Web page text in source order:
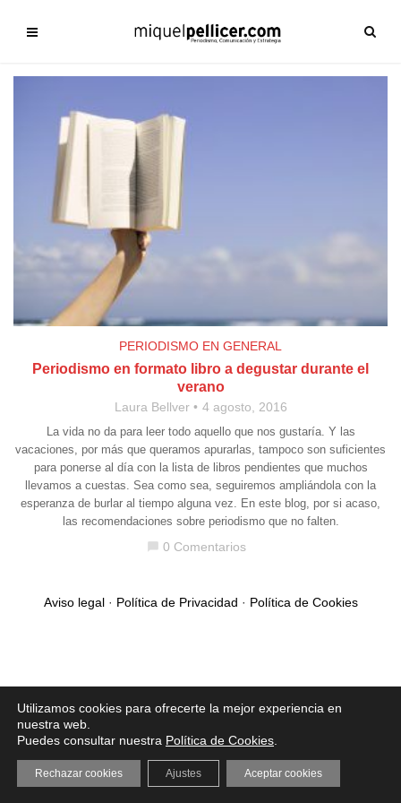
PERIODISMO EN GENERAL
Periodismo en formato libro a degustar durante el
verano
Laura Bellver 4 agosto, 2016
La vida no da para leer todo aquello que nos gustaría. Y las
vacaciones, por más que queramos apurarlas, tampoco son suficientes
para ponerse al día con la lista de libros pendientes que muchos
llevamos a cuestas. Sea como sea, seguiremos ampliándola con la
esperanza de burlar al tiempo alguna vez. En este blog, por si acaso,
las recomendaciones sobre periodismo que no falten.
0 Comentarios
Aviso legal· Política de Privacidad · Política de Cookies
Utilizamos cookies para ofrecerte la mejor experiencia en
nuestra web.
Puedes consultar nuestra Política de Cookies
Aceptar cookies
Rechazar cookies Ajustes